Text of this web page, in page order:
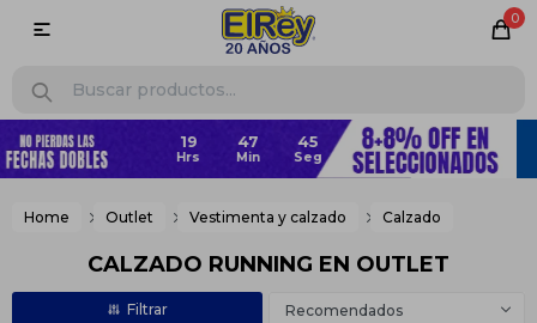
0

Home Outlet Vestimenta y calzado Calzado
CALZADO RUNNING EN OUTLET
Recomendados